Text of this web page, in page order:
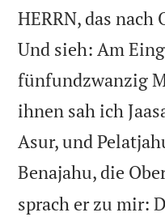
HERRN, das
Und sieh: Am
fünfundzwanzig
ihnen sah ich
Asur, und
Benajahu, die
sprach er zu mir: